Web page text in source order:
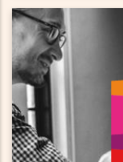
Voor
Scalebooster
startup